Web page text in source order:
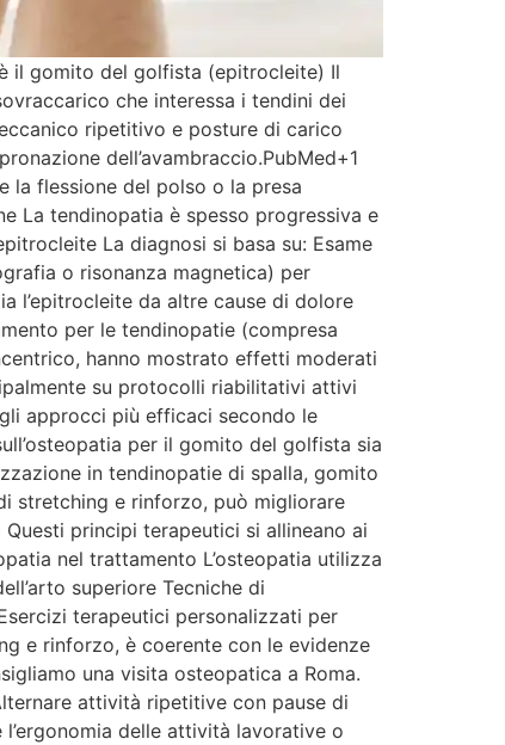
il gomito del golfista (epitrocleite) Il
che interessa i tendini dei
ripetitivo e posture di carico
dell’avambraccio.PubMed+1
la flessione del polso o la presa
La tendinopatia è spesso progressiva e
La diagnosi si basa su: Esame
o risonanza magnetica) per
l’epitrocleite da altre cause di dolore
per le tendinopatie (compresa
hanno mostrato effetti moderati
su protocolli riabilitativi attivi
approcci più efficaci secondo le
per il gomito del golfista sia
in tendinopatie di spalla, gomito
stretching e rinforzo, può migliorare
principi terapeutici si allineano ai
nel trattamento L’osteopatia utilizza
superiore Tecniche di
terapeutici personalizzati per
e rinforzo, è coerente con le evidenze
una visita osteopatica a Roma.
attività ripetitive con pause di
delle attività lavorative o